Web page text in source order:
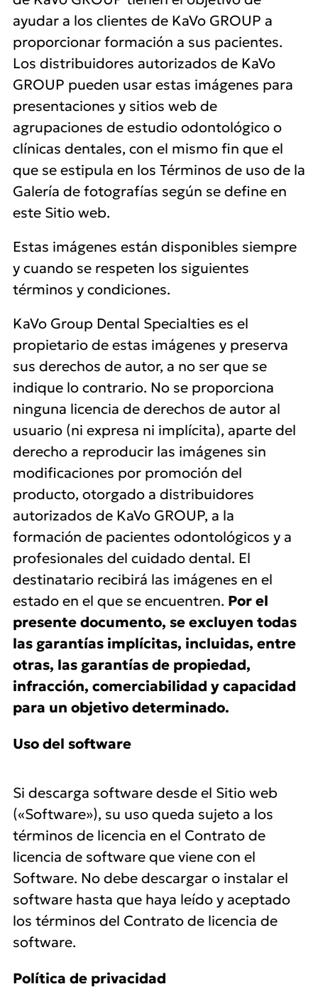
ayudar a los clientes de KaVo GROUP a
proporcionar formación a sus pacientes.
Los distribuidores autorizados de KaVo
GROUP pueden usar estas imágenes para
presentaciones y sitios web de
agrupaciones de estudio odontológico o
clínicas dentales, con el mismo fin que el
que se estipula en los Términos de uso de la
Galería de fotografías según se define en
este Sitio web.
Estas imágenes están disponibles siempre
y cuando se respeten los siguientes
términos y condiciones.
KaVo Group Dental Specialties es el
propietario de estas imágenes y preserva
sus derechos de autor, a no ser que se
indique lo contrario. No se proporciona
ninguna licencia de derechos de autor al
usuario (ni expresa ni implícita), aparte del
derecho a reproducir las imágenes sin
modificaciones por promoción del
producto, otorgado a distribuidores
autorizados de KaVo GROUP, a la
formación de pacientes odontológicos y a
profesionales del cuidado dental. El
destinatario recibirá las imágenes en el
estado en el que se encuentren. Por el
presente documento, se excluyen todas
las garantías implícitas, incluidas, entre
otras, las garantías de propiedad,
infracción, comerciabilidad y capacidad
para un objetivo determinado.
Uso del software
Si descarga software desde el Sitio web
(«Software»), su uso queda sujeto a los
términos de licencia en el Contrato de
licencia de software que viene con el
Software. No debe descargar o instalar el
software hasta que haya leído y aceptado
los términos del Contrato de licencia de
software.
Política de privacidad